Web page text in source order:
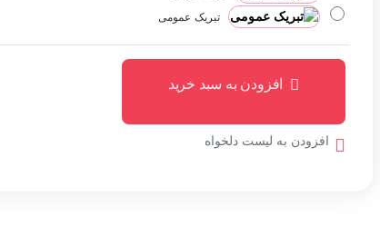
تبریک عمومی
افزودن به سبد خرید
افزودن به لیست دلخواه